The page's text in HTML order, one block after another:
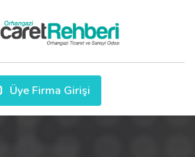
Üye Firma Girişi